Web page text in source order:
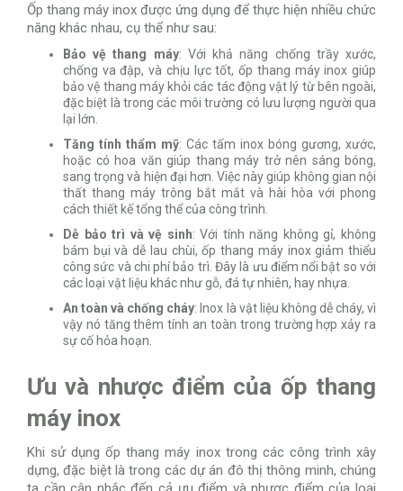
Ốp thang máy inox được ứng dụng để thực hiện nhiều chức
năng khác nhau, cụ thể như sau:
Bảo vệ thang máy: Với khả năng chống trầy xước,
chống va đập, và chịu lực tốt, ốp thang máy inox giúp
bảo vệ thang máy khỏi các tác động vật lý từ bên ngoài,
đặc biệt là trong các môi trường có lưu lượng người qua
lại lớn.
Tăng tính thẩm mỹ: Các tấm inox bóng gương, xước,
hoặc có hoa văn giúp thang máy trở nên sáng bóng,
sang trọng và hiện đại hơn. Việc này giúp không gian nội
thất thang máy trông bắt mắt và hài hòa với phong
cách thiết kế tổng thể của công trình.
Dễ bảo trì và vệ sinh: Với tính năng không gỉ, không
bám bụi và dễ lau chùi, ốp thang máy inox giảm thiểu
công sức và chi phí bảo trì. Đây là ưu điểm nổi bật so với
các loại vật liệu khác như gỗ, đá tự nhiên, hay nhựa.
An toàn và chống cháy: Inox là vật liệu không dễ cháy, vì
vậy nó tăng thêm tính an toàn trong trường hợp xảy ra
sự cố hỏa hoạn.
Ưu và nhược điểm của ốp thang
máy inox
Khi sử dụng ốp thang máy inox trong các công trình xây
dựng, đặc biệt là trong các dự án đô thị thông minh, chúng